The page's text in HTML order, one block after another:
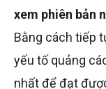
xem phiên bản
Bằng cách tiếp
yếu tố quảng
nhất để đạt